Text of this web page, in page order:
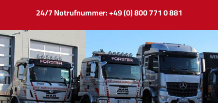
24/7 Notrufnummer: +49 (0) 800 771 0 881